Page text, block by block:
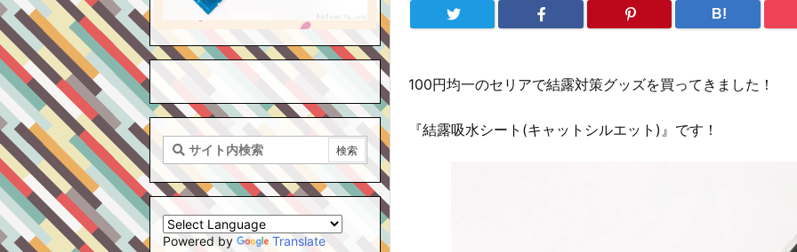
B!
100円均一のセリアで結露対策グッズを買ってきました！
『結露吸水シート(キャットシルエット)』です！
Powered by Translate